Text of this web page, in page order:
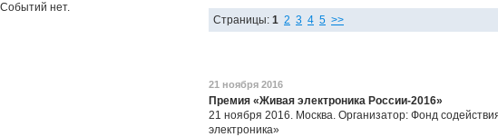
Событий нет.
Страницы: 1 2 3 4 5 >>
21 ноября 2016
Премия «Живая электроника России-2016»
21 ноября 2016. Москва. Организатор: Фонд
электроника»